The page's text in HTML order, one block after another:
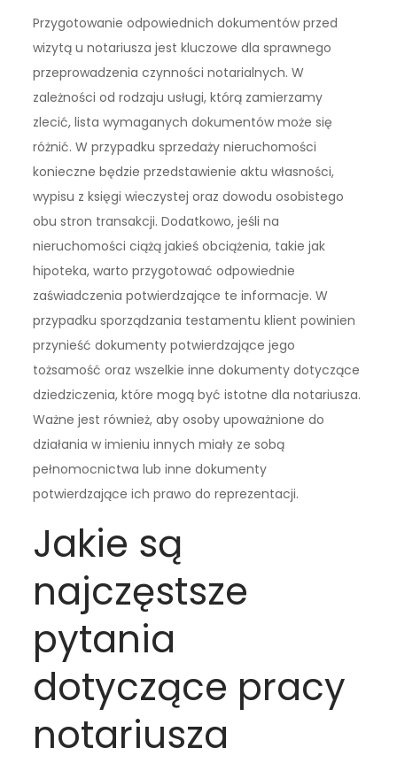
Przygotowanie odpowiednich dokumentów przed
wizytą u notariusza jest kluczowe dla sprawnego
przeprowadzenia czynności notarialnych. W
zależności od rodzaju usługi, którą zamierzamy
zlecić, lista wymaganych dokumentów może się
różnić. W przypadku sprzedaży nieruchomości
konieczne będzie przedstawienie aktu własności,
wypisu z księgi wieczystej oraz dowodu osobistego
obu stron transakcji. Dodatkowo, jeśli na
nieruchomości ciążą jakieś obciążenia, takie jak
hipoteka, warto przygotować odpowiednie
zaświadczenia potwierdzające te informacje. W
przypadku sporządzania testamentu klient powinien
przynieść dokumenty potwierdzające jego
tożsamość oraz wszelkie inne dokumenty dotyczące
dziedziczenia, które mogą być istotne dla notariusza.
Ważne jest również, aby osoby upoważnione do
działania w imieniu innych miały ze sobą
pełnomocnictwa lub inne dokumenty
potwierdzające ich prawo do reprezentacji.
Jakie są
najczęstsze
pytania
dotyczące pracy
notariusza